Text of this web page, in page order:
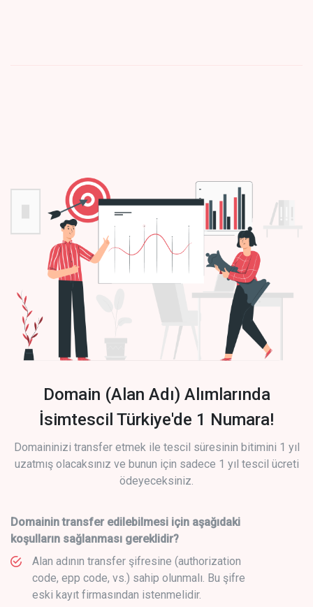
Domain (Alan Adı) Alımlarında
İsimtescil Türkiye'de 1 Numara!
Domaininizi transfer etmek ile tescil süresinin bitimini 1 yıl
uzatmış olacaksınız ve bunun için sadece 1 yıl tescil ücreti
ödeyeceksiniz.
Domainin transfer edilebilmesi için aşağıdaki
koşulların sağlanması gereklidir?
Alan adının transfer şifresine (authorization
code, epp code, vs.) sahip olunmalı. Bu şifre
eski kayıt firmasından istenmelidir.